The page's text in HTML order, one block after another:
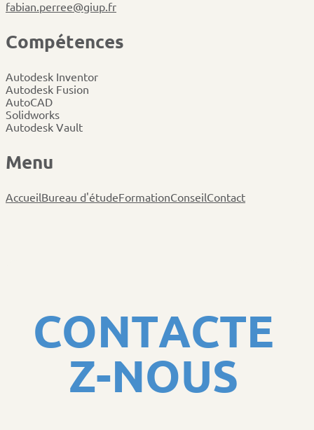
fabian.perree@giup.fr
Compétences
Autodesk Inventor
Autodesk Fusion
AutoCAD
Solidworks
Autodesk Vault
Menu
AccueilBureau d'étudeFormationConseilContact
CONTACTE
Z-NOUS